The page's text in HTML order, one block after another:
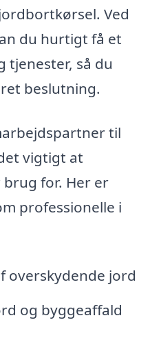
Ved
du hurtigt få et
tjenester, så du
beslutning.
til
vigtigt at
for. Her er
professionelle i
overskydende jord
og byggeaffald